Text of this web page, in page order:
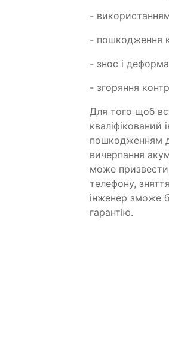
-
- пошкодження
- знос і
- згоряння
Для того щоб
пошкодженням
вичерпання
може призвести
телефону,
інженер зможе
гарантію.